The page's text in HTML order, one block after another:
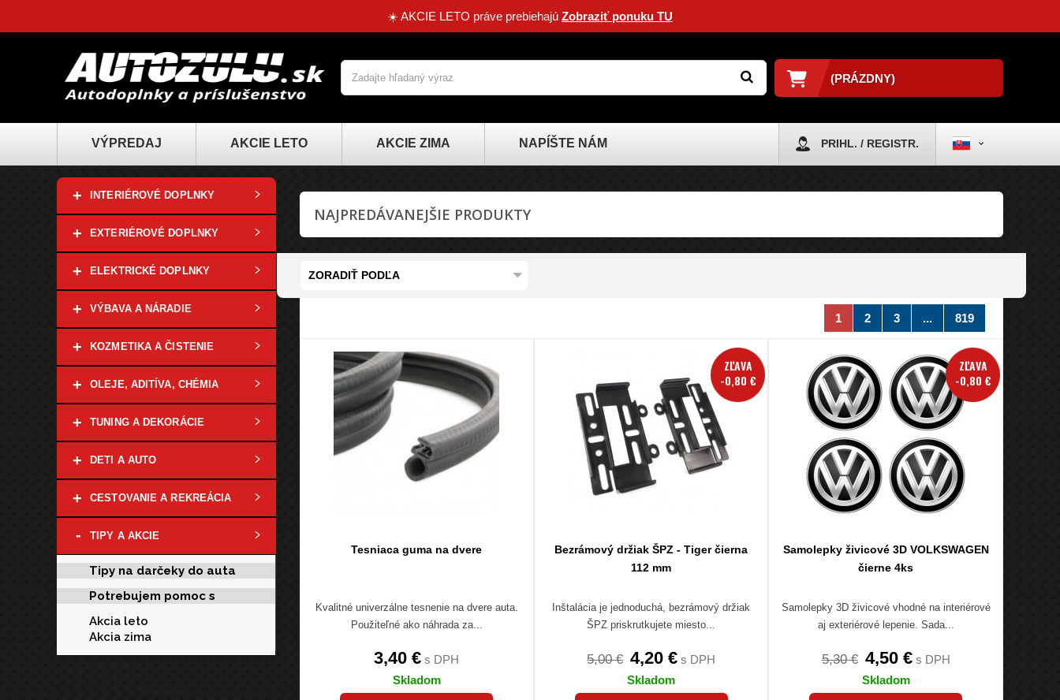
☀️ AKCIE LETO práve prebiehajú Zobraziť ponuku TU
(PRÁZDNY)
VÝPREDAJ AKCIE LETO AKCIE ZIMA NAPÍŠTE NÁM PRIHL. / REGISTR.
+ INTERIÉROVÉ DOPLNKY
+ EXTERIÉROVÉ DOPLNKY
+ ELEKTRICKÉ DOPLNKY
+ VÝBAVA A NÁRADIE
+ KOZMETIKA A ČISTENIE
+ OLEJE, ADITÍVA, CHÉMIA
+ TUNING A DEKORÁCIE
+ DETI A AUTO
+ CESTOVANIE A REKREÁCIA
- TIPY A AKCIE
Tipy na darčeky do auta
Potrebujem pomoc s
Akcia leto
Akcia zima
NAJPREDÁVANEJŠIE PRODUKTY
ZORADIŤ PODĽA
1 2 3 ... 819
Tesniaca guma na dvere
Kvalitné univerzálne tesnenie na dvere auta.
Použiteľné ako náhrada za...
3,40 € s DPH
Skladom
ZĽAVA
-0,80 €
Bezrámový držiak ŠPZ - Tiger čierna
112 mm
Inštalácia je jednoduchá, bezrámový držiak
ŠPZ priskrutkujete miesto...
5,00 € 4,20 € s DPH
Skladom
ZĽAVA
-0,80 €
Samolepky živicové 3D VOLKSWAGEN
čierne 4ks
Samolepky 3D živicové vhodné na interiérové
aj exteriérové lepenie. Sada...
5,30 € 4,50 €s DPH
Skladom